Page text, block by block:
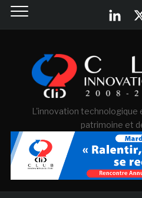
L'innovation technologique
patrimoine et